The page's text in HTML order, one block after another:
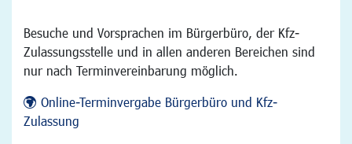
Besuche und Vorsprachen im Bürgerbüro, der Kfz-
Zulassungsstelle und in allen anderen Bereichen sind
nur nach Terminvereinbarung möglich.
Online-Terminvergabe Bürgerbüro und Kfz-
Zulassung